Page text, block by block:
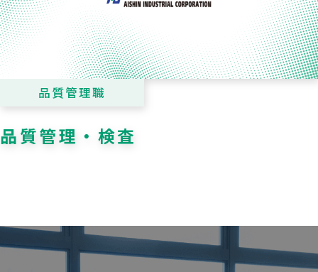
品質管理職
品質管理・検査